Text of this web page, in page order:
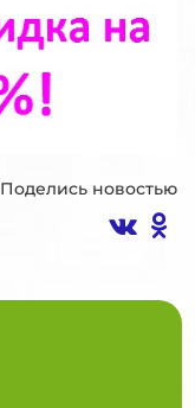
Поделись новостью